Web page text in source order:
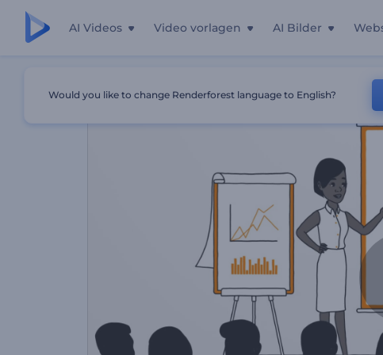
AI Videos Video vorlagen AI Bilder
Would you like to change Renderforest language to English?